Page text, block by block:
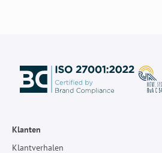
Klanten
Klantverhalen